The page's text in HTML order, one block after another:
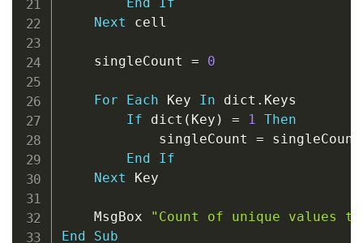
Next cell
    singleCount
= 0
For Each Key In dict . Keys
If dict ( Key ) = 1
Then
            singleCount
=
End
If
Next Key
    MsgBox
"Count of unique values
End
Sub